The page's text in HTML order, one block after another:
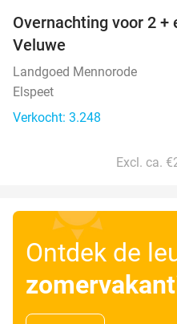
Overnachting voor 2 +
Veluwe
Landgoed Mennorode
Elspeet
Verkocht: 3.248
Excl. ca.
Ontdek de